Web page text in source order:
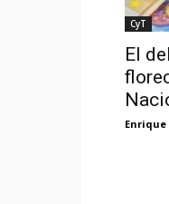
CyT
El
Enrique